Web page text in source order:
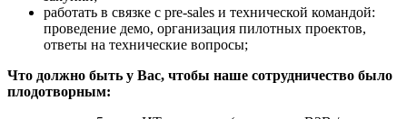
работать в связке с pre-sales и технической командой:
проведение демо, организация пилотных проектов,
ответы на технические вопросы;
Что должно быть у Вас, чтобы наше сотрудничество было
плодотворным: